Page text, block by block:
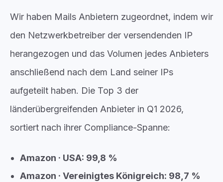
Wir haben Mails Anbietern zugeordnet, indem wir
den Netzwerkbetreiber der versendenden IP
herangezogen und das Volumen jedes Anbieters
anschließend nach dem Land seiner IPs
aufgeteilt haben. Die Top 3 der
länderübergreifenden Anbieter in Q1 2026,
sortiert nach ihrer Compliance-Spanne:
Amazon · USA: 99,8 %
Amazon · Vereinigtes Königreich: 98,7 %